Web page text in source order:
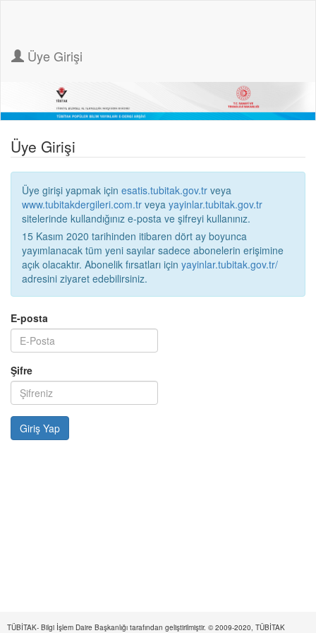
Üye Girişi
Üye Girişi
Üye girişi yapmak için esatis.tubitak.gov.tr veya
www.tubitakdergileri.com.tr veya yayinlar.tubitak.gov.tr
sitelerinde kullandığınız e-posta ve şifreyi kullanınız.
15 Kasım 2020 tarihinden itibaren dört ay boyunca
yayımlanacak tüm yeni sayılar sadece abonelerin erişimine
açık olacaktır. Abonelik fırsatları için yayinlar.tubitak.gov.tr/
adresini ziyaret edebilirsiniz.
E-posta
Şifre
TÜBİTAK- Bilgi İşlem Daire Başkanlığı tarafından geliştirilmiştir. © 2009-2020, TÜBİTAK